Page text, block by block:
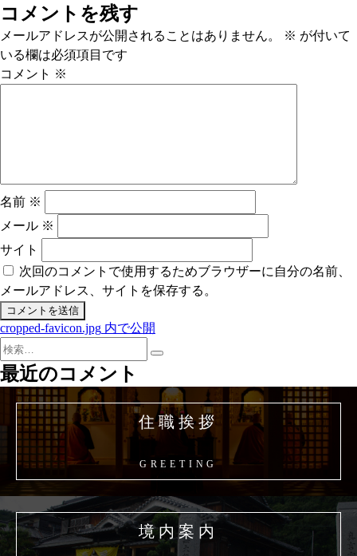
稿
日:
ル
サ
イ
ズ
コメントを残す
メールアドレスが公開されることはありません。 ※ が付いて
いる欄は必須項目です
コメント ※
名前 ※
メール ※
サイト
次回のコメントで使用するためブラウザーに自分の名前、
メールアドレス、サイトを保存する。
投
稿
ナ
ビ
ゲ
ー
シ
ョ
ン
cropped-favicon.jpg 内で公開
検
索:
検
最近のコメント
住職挨拶
GREETING
境内案内